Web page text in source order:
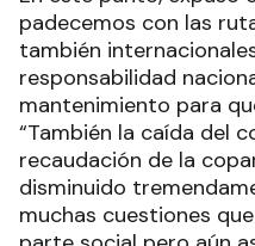
padecemos con las
también
responsabilidad
mantenimiento para
“También la caída del
recaudación de la
disminuido
muchas cuestiones